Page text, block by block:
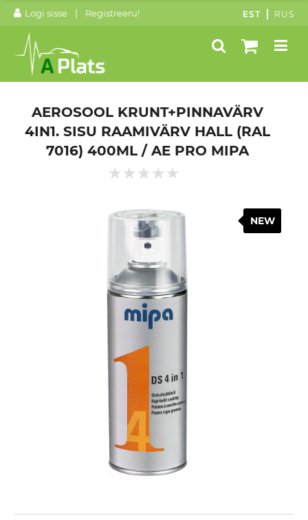
Logi sisse | Registreeru! EST RUS
AEROSOOL KRUNT+PINNAVÄRV
4IN1. SISU RAAMIVÄRV HALL (RAL
7016) 400ML / AE PRO MIPA
NEW